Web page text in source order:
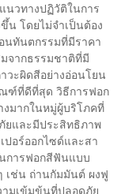
วทางปฏิวัติในการ
น โดยไม่จำเป็นต้อง
นทันตกรรมที่มีราคา
จากธรรมชาติที่มี
วะผิดสีอย่างอ่อนโยน
ฑ์ที่ดีที่สุด วิธีการฟอก
มากในหมู่ผู้บริโภคที่
ยและมีประสิทธิภาพ
อร์ออกไซด์และสา
การฟอกสีฟันแบบ
เช่น ถ่านกัมมันต์ ผงฟู
ามเข้มข้นที่ปลอดภัย